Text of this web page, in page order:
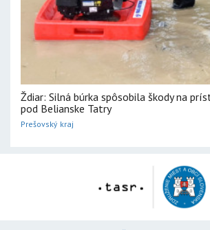
Ždiar: Silná búrka spôsobila škody na
pod Belianske Tatry
Prešovský kraj